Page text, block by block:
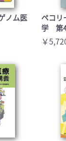
ノム医
ペコリ
学 第
￥